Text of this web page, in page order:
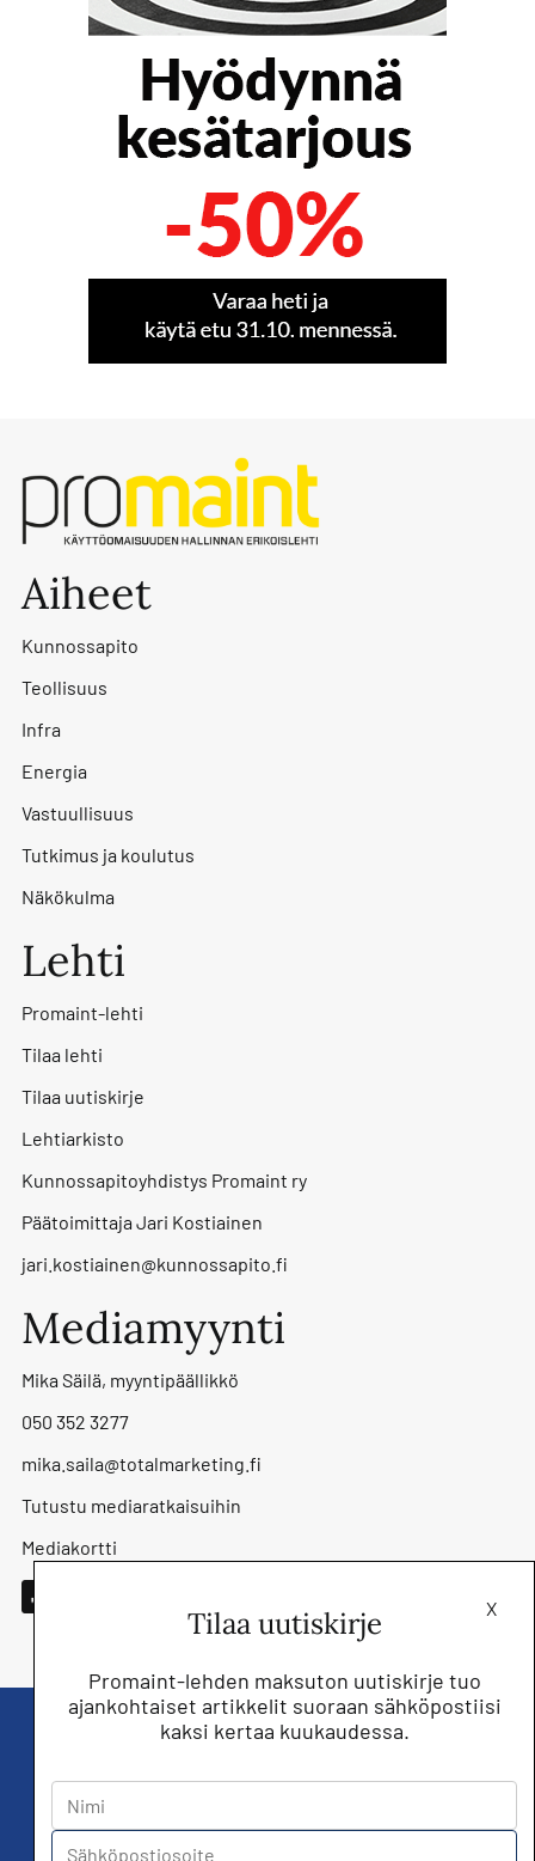
Aiheet
Kunnossapito
Teollisuus
Infra
Energia
Vastuullisuus
Tutkimus ja koulutus
Näkökulma
Lehti
Promaint-lehti
Tilaa lehti
Tilaa uutiskirje
Lehtiarkisto
Kunnossapitoyhdistys Promaint ry
Päätoimittaja Jari Kostiainen
jari.kostiainen@kunnossapito.fi
Mediamyynti
Mika Säilä, myyntipäällikkö
050 352 3277
mika.saila@totalmarketing.fi
Tutustu mediaratkaisuihin
Mediakortti
X
Tilaa uutiskirje
Promaint-lehden maksuton uutiskirje tuo
ajankohtaiset artikkelit suoraan sähköpostiisi
kaksi kertaa kuukaudessa.